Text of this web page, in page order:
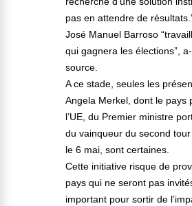
pas en attendre de
José Manuel Barroso
qui gagnera les élections”,
source.
A ce stade, seules les
Angela Merkel, dont le pays
l’UE, du Premier ministre
du vainqueur du second tour
le 6 mai, sont certaines.
Cette initiative risque de
pays qui ne seront pas
important pour sortir de